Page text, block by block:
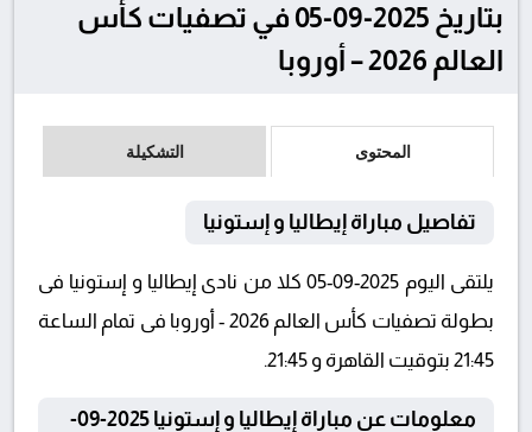
بتاريخ 2025-09-05 في تصفيات كأس
العالم 2026 – أوروبا
المحتوى التشكيلة
تفاصيل مباراة إيطاليا و إستونيا
يلتقى اليوم 2025-09-05 كلا من نادى إيطاليا و إستونيا فى
بطولة تصفيات كأس العالم 2026 - أوروبا فى تمام الساعة
21:45 بتوقيت القاهرة و 21:45.
معلومات عن مباراة إيطاليا و إستونيا 2025-09-